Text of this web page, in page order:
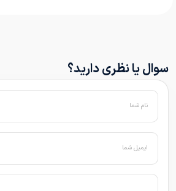
سوال یا نظری دارید؟
نام شما
ایمیل شما